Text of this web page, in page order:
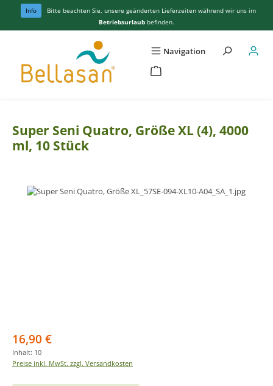
Zum Hauptinhalt springen
Info
Bitte beachten Sie, unsere geänderten Lieferzeiten während wir uns im
Betriebsurlaub befinden.
Navigation
Super Seni Quatro, Größe XL (4), 4000
ml, 10 Stück
Bildergalerie überspringen
Regulärer Preis:
16,90 €
Inhalt: 10
Preise inkl. MwSt. zzgl. Versandkosten